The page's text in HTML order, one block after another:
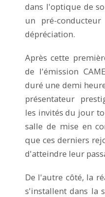
dans l'optique de
un pré-
dépréciation.
Après cette
de l'émission
duré une demi
présentateur
les invités du jour
salle de mise en
que ces derniers
d'atteindre leur
De l'autre côté, la
s'installent dans la